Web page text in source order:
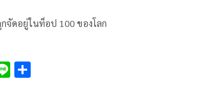
กจัดอยู่ในท็อป 100 ของโลก
Li